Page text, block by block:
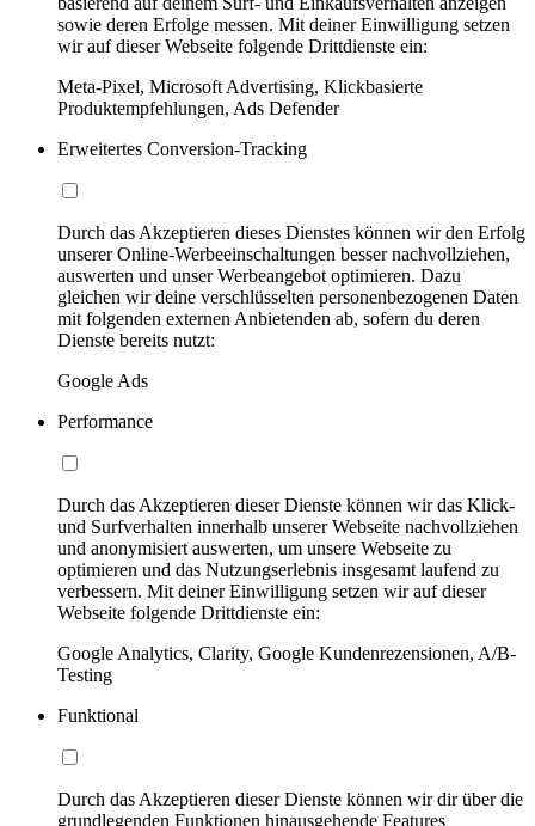
sowie deren Erfolge messen. Mit deiner Einwilligung setzen
wir auf dieser Webseite folgende Drittdienste ein:
Meta-Pixel, Microsoft Advertising, Klickbasierte
Produktempfehlungen, Ads Defender
Erweitertes Conversion-Tracking
Durch das Akzeptieren dieses Dienstes können wir den Erfolg
unserer Online-Werbeeinschaltungen besser nachvollziehen,
auswerten und unser Werbeangebot optimieren. Dazu
gleichen wir deine verschlüsselten personenbezogenen Daten
mit folgenden externen Anbietenden ab, sofern du deren
Dienste bereits nutzt:
Google Ads
Performance
Durch das Akzeptieren dieser Dienste können wir das Klick-
und Surfverhalten innerhalb unserer Webseite nachvollziehen
und anonymisiert auswerten, um unsere Webseite zu
optimieren und das Nutzungserlebnis insgesamt laufend zu
verbessern. Mit deiner Einwilligung setzen wir auf dieser
Webseite folgende Drittdienste ein:
Google Analytics, Clarity, Google Kundenrezensionen, A/B-
Testing
Funktional
Durch das Akzeptieren dieser Dienste können wir dir über die
grundlegenden Funktionen hinausgehende Features